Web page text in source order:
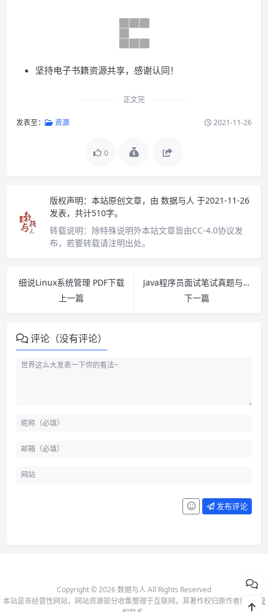
坚持电子书籍资源共享，感谢认同！
正文完
发表至： 资源 2021-11-26
0
版权声明： 本站原创文章，由 数据与人 于2021-11-26
发表，共计510字。
转载说明： 除特殊说明外本站文章皆由CC-4.0协议发
布，若要转载请注明出处。
细说Linux系统管理 PDF下载
上一篇
Java程序员面试笔试真题与解析 PDF下载
下一篇
评论（没有评论）
发布评论
Copyright © 2026 数据与人 All Rights Reserved
本站是非经营性网站，网站资源部分收集整理于互联网，其著作权归原作者所有-
侵